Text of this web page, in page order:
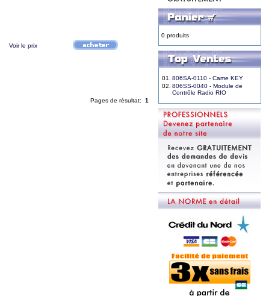
Voir le prix
Pages de résultat: 1
0 produits
01.
806SA-0110 - Came KEY
02. 806SS-0040 - Module de
Contrôle Radio RIO